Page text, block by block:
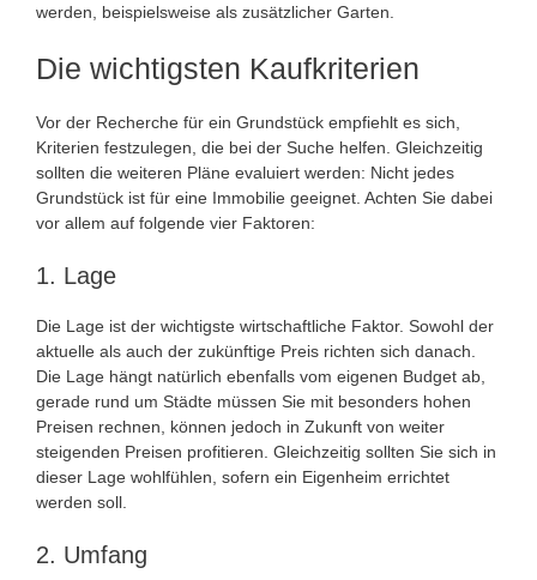
werden, beispielsweise als zusätzlicher Garten.
Die wichtigsten Kaufkriterien
Vor der Recherche für ein Grundstück empfiehlt es sich,
Kriterien festzulegen, die bei der Suche helfen. Gleichzeitig
sollten die weiteren Pläne evaluiert werden: Nicht jedes
Grundstück ist für eine Immobilie geeignet. Achten Sie dabei
vor allem auf folgende vier Faktoren:
1. Lage
Die Lage ist der wichtigste wirtschaftliche Faktor. Sowohl der
aktuelle als auch der zukünftige Preis richten sich danach.
Die Lage hängt natürlich ebenfalls vom eigenen Budget ab,
gerade rund um Städte müssen Sie mit besonders hohen
Preisen rechnen, können jedoch in Zukunft von weiter
steigenden Preisen profitieren. Gleichzeitig sollten Sie sich in
dieser Lage wohlfühlen, sofern ein Eigenheim errichtet
werden soll.
2. Umfang